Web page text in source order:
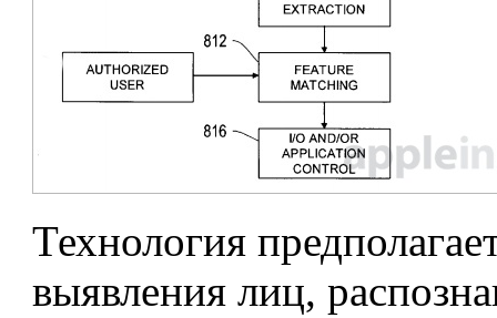
Технология
выявления лиц,